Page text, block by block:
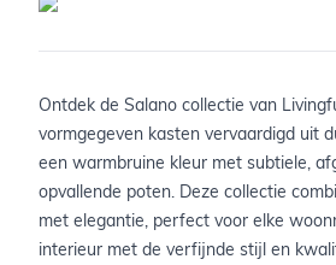
Ontdek de Salano collectie van
vormgegeven kasten vervaardigd uit
een warmbruine kleur met subtiele,
opvallende poten. Deze collectie
met elegantie, perfect voor elke
interieur met de verfijnde stijl en